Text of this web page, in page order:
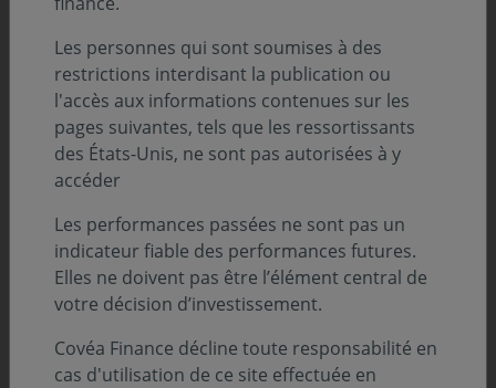
PERSPECTIVES ÉCONOMIQUES ET FINANCIÈRES
05 août 2026
Le regard du gérant - L’inspection en
milieu industriel, indispensable à
l’automatisation des usines
Les personnes qui sont soumises à des
restrictions interdisant la publication ou
l'accès aux informations contenues sur les
pages suivantes, tels que les ressortissants
des États-Unis, ne sont pas autorisées à y
accéder
Les performances passées ne sont pas un
indicateur fiable des performances futures.
Elles ne doivent pas être l’élément central de
votre décision d’investissement.
Covéa Finance décline toute responsabilité en
cas d'utilisation de ce site effectuée en